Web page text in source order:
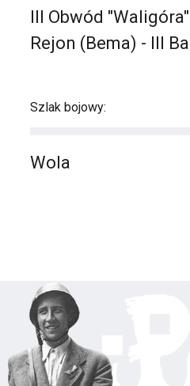
III Obwód
Rejon (Bema) - III
Szlak bojowy:
Wola